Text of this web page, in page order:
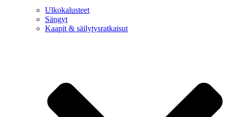
Ulkokalusteet
Sängyt
Kaapit & säilytysratkaisut